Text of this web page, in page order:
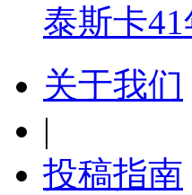
泰斯卡
关于我们
|
投稿指南